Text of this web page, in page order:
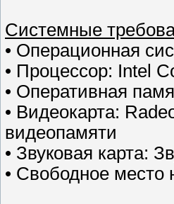
Cистемные
• Операционная
• Процессор: Intel
• Оперативная
• Видеокарта:
видеопамяти
• Звуковая карта:
• Свободное место